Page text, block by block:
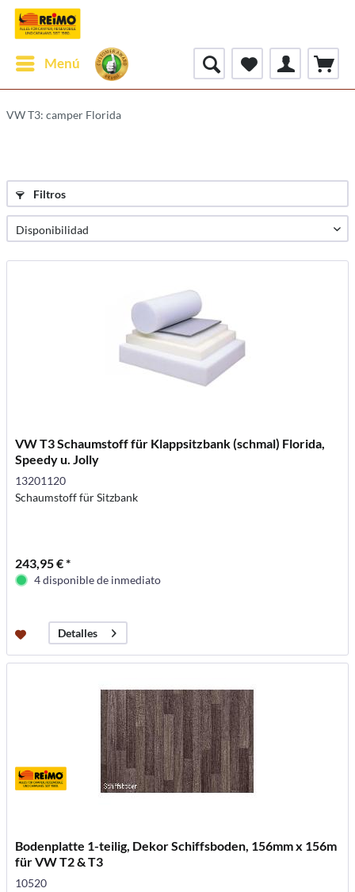
Menú
VW T3: camper Florida
Filtros
VW T3 Schaumstoff für Klappsitzbank (schmal) Florida,
Speedy u. Jolly
13201120
Schaumstoff für Sitzbank
243,95 € *
4 disponible de inmediato
Detalles
Bodenplatte 1-teilig, Dekor Schiffsboden, 156mm x 156m
für VW T2 & T3
10520